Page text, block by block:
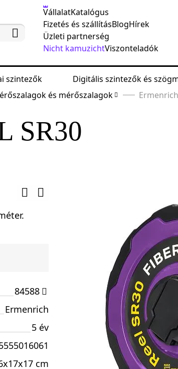
VállalatKatalógus
Fizetés és szállításBlogHírek
Üzleti partnerség
Nicht kamuzichtViszonteladók
szintezők Digitális szintezők és
és mérőszalagok
SR30
84588
Ermenrich
5 év
cm